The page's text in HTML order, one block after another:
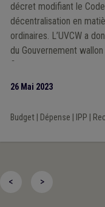
décret modifiant le
décentralisation en
ordinaires. L’UVCW a
du Gouvernement
financières croissantes
26 Mai 2023
Budget| Dépense IPP
< >